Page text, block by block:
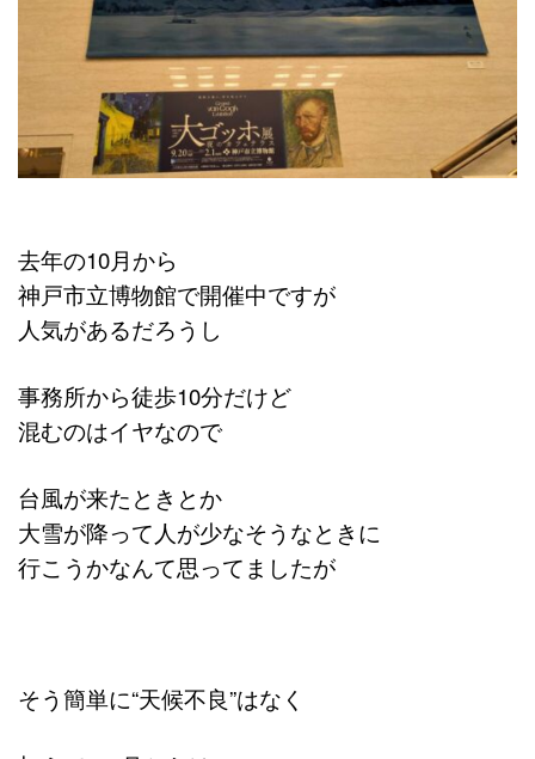
去年の10月から
神戸市立博物館で開催中ですが
人気があるだろうし
事務所から徒歩10分だけど
混むのはイヤなので
台風が来たときとか
大雪が降って人が少なそうなときに
行こうかなんて思ってましたが
そう簡単に“天候不良”はなく